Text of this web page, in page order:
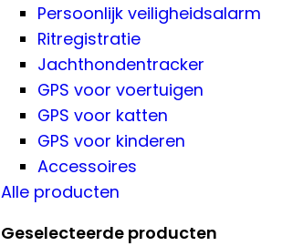
Persoonlijk veiligheidsalarm
Ritregistratie
Jachthondentracker
GPS voor voertuigen
GPS voor katten
GPS voor kinderen
Accessoires
Alle producten
Geselecteerde producten